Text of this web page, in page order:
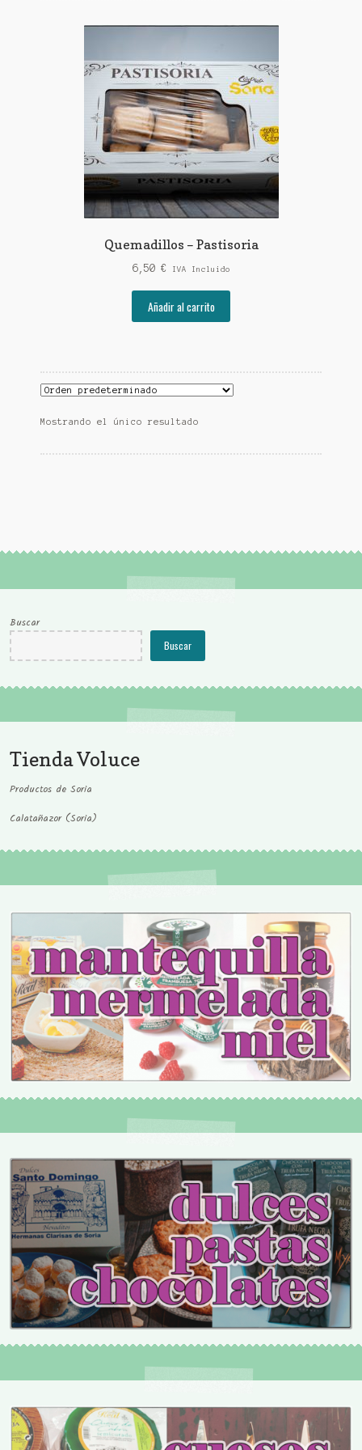
Quemadillos – Pastisoria
6,50 € IVA Incluido
Añadir al carrito
Mostrando el único resultado
Buscar
Buscar
Tienda Voluce
Productos de Soria
Calatañazor (Soria)